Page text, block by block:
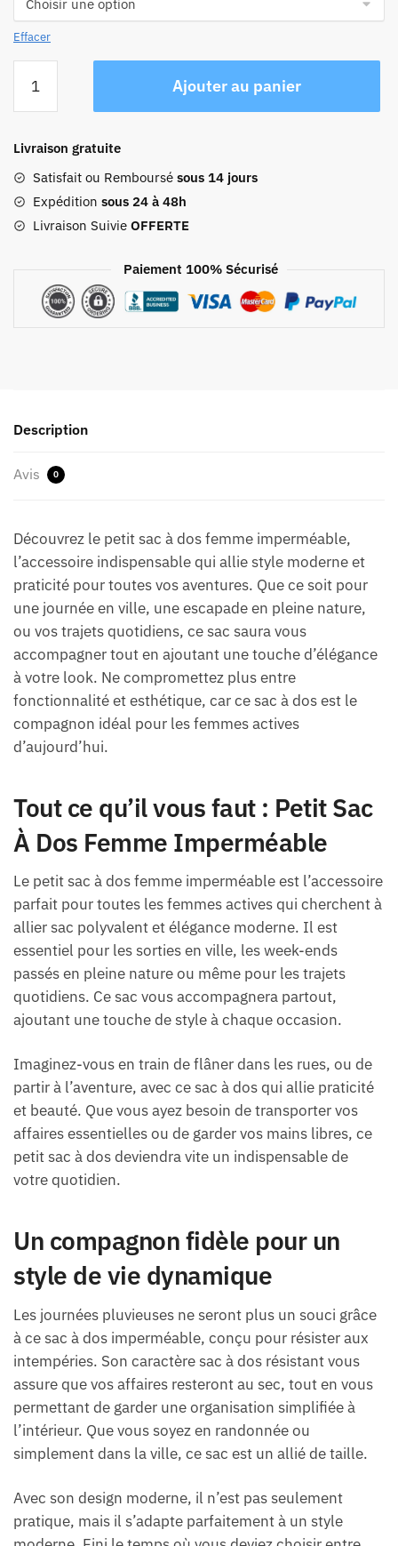
Effacer
Petit
À
Dos
Femme
Imperméable
Ajouter au panier
Livraison gratuite
Satisfait ou Remboursé sous 14 jours
Expédition sous 24 à 48h
Livraison Suivie OFFERTE
Paiement 100% Sécurisé
Description
Avis 0
Découvrez le petit sac à dos femme imperméable,
l’accessoire indispensable qui allie style moderne et
praticité pour toutes vos aventures. Que ce soit pour
une journée en ville, une escapade en pleine nature,
ou vos trajets quotidiens, ce sac saura vous
accompagner tout en ajoutant une touche d’élégance
à votre look. Ne compromettez plus entre
fonctionnalité et esthétique, car ce sac à dos est le
compagnon idéal pour les femmes actives
d’aujourd’hui.
Tout ce qu’il vous faut : Petit Sac
À Dos Femme Imperméable
Le petit sac à dos femme imperméable est l’accessoire
parfait pour toutes les femmes actives qui cherchent à
allier sac polyvalent et élégance moderne. Il est
essentiel pour les sorties en ville, les week-ends
passés en pleine nature ou même pour les trajets
quotidiens. Ce sac vous accompagnera partout,
ajoutant une touche de style à chaque occasion.
Imaginez-vous en train de flâner dans les rues, ou de
partir à l’aventure, avec ce sac à dos qui allie praticité
et beauté. Que vous ayez besoin de transporter vos
affaires essentielles ou de garder vos mains libres, ce
petit sac à dos deviendra vite un indispensable de
votre quotidien.
Un compagnon fidèle pour un
style de vie dynamique
Les journées pluvieuses ne seront plus un souci grâce
à ce sac à dos imperméable, conçu pour résister aux
intempéries. Son caractère sac à dos résistant vous
assure que vos affaires resteront au sec, tout en vous
permettant de garder une organisation simplifiée à
l’intérieur. Que vous soyez en randonnée ou
simplement dans la ville, ce sac est un allié de taille.
Avec son design moderne, il n’est pas seulement
pratique, mais il s’adapte parfaitement à un style